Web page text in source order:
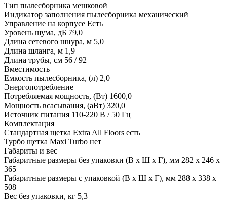
Тип пылесборника мешковой
Индикатор заполнения пылесборника механический
Управление на корпусе Есть
Уровень шума, дБ 79,0
Длина сетевого шнура, м 5,0
Длина шланга, м 1,9
Длина трубы, см 56 / 92
Вместимость
Емкость пылесборника, (л) 2,0
Энергопотребление
Потребляемая мощность, (Вт) 1600,0
Мощность всасывания, (аВт) 320,0
Источник питания 110-220 B / 50 Гц
Комплектация
Стандартная щетка Extra All Floors есть
Турбо щеткa Maxi Turbo нет
Габариты и вес
Габаритные размеры без упаковки (В х Ш х Г), мм 282 х 246 х
365
Габаритные размеры с упаковкой (В х Ш х Г), мм 288 х 338 х
508
Вес без упаковки, кг 5,3